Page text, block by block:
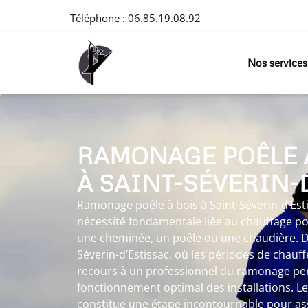
Téléphone : 06.85.19.08.92
Nos services
RAMONAGE POÊLE
À SAINT-SÉVERIN-
Ramonage poêle à bois à Saint-Séverin-
nécessité fondamentale liée au chauffage
une cheminée, un poêle ou une chaudière.
Séverin-d’Estissac, où les périodes de
recours à un professionnel du ramonage
fonctionnement optimal des installations.
constitue une étape incontournable pour